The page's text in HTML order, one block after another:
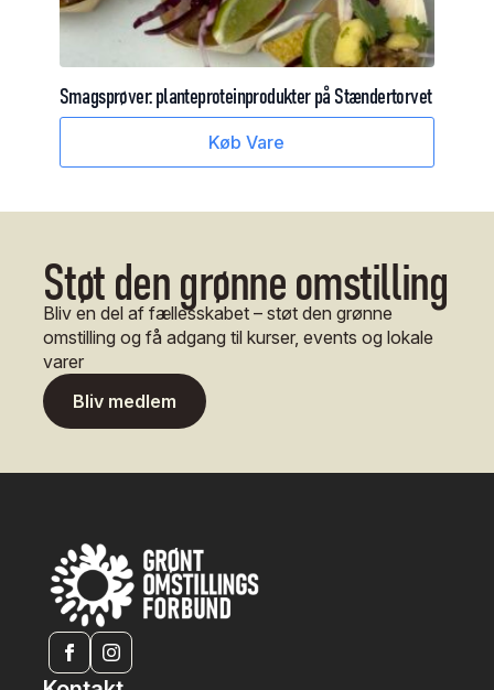
Smagsprøver:planteproteinprodukterpåStændertorvet
Køb Vare
Støt den grønne omstilling
Bliv en del af fællesskabet – støt den grønne
omstilling og få adgang til kurser, events og lokale
varer
Bliv medlem